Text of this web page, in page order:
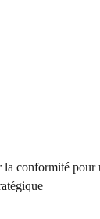
la conformité pour